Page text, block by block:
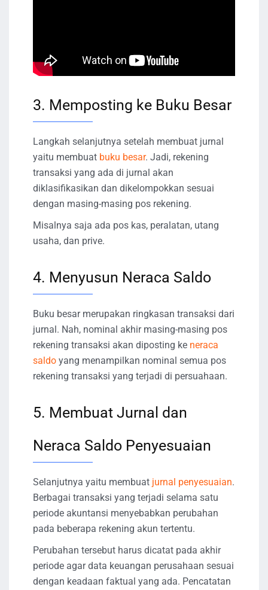
3. Memposting ke Buku Besar
Langkah selanjutnya setelah membuat jurnal
yaitu membuat buku besar. Jadi, rekening
transaksi yang ada di jurnal akan
diklasifikasikan dan dikelompokkan sesuai
dengan masing-masing pos rekening.
Misalnya saja ada pos kas, peralatan, utang
usaha, dan prive.
4. Menyusun Neraca Saldo
Buku besar merupakan ringkasan transaksi dari
jurnal. Nah, nominal akhir masing-masing pos
rekening transaksi akan diposting ke neraca
saldo yang menampilkan nominal semua pos
rekening transaksi yang terjadi di persuahaan.
5. Membuat Jurnal dan
Neraca Saldo Penyesuaian
Selanjutnya yaitu membuat jurnal penyesuaian.
Berbagai transaksi yang terjadi selama satu
periode akuntansi menyebabkan perubahan
pada beberapa rekening akun tertentu.
Perubahan tersebut harus dicatat pada akhir
periode agar data keuangan perusahaan sesuai
dengan keadaan faktual yang ada. Pencatatan